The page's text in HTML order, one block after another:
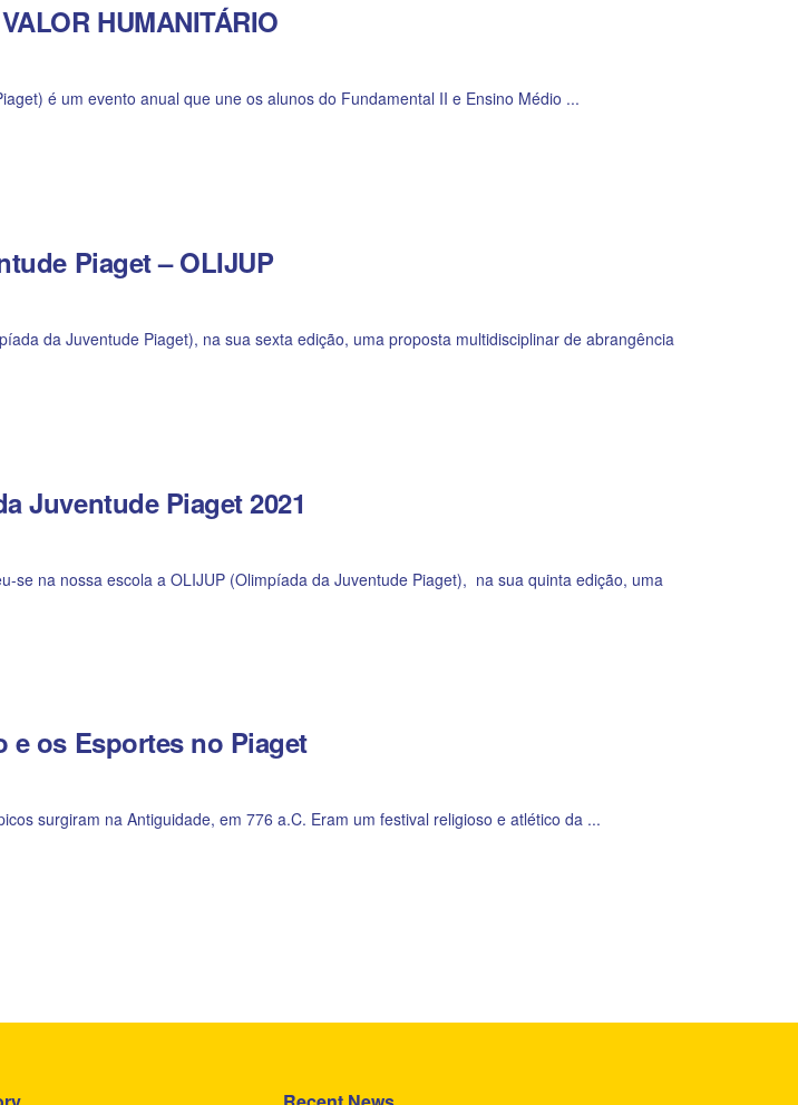
HUMANITÁRIO
é um evento anual que une os alunos do Fundamental II e Ensino Médio ...
Piaget – OLIJUP
da Juventude Piaget), na sua sexta edição, uma proposta multidisciplinar de abrangência
Juventude Piaget 2021
se na nossa escola a OLIJUP (Olimpíada da Juventude Piaget), na sua quinta edição, uma
e os Esportes no Piaget
surgiram na Antiguidade, em 776 a.C. Eram um festival religioso e atlético da ...